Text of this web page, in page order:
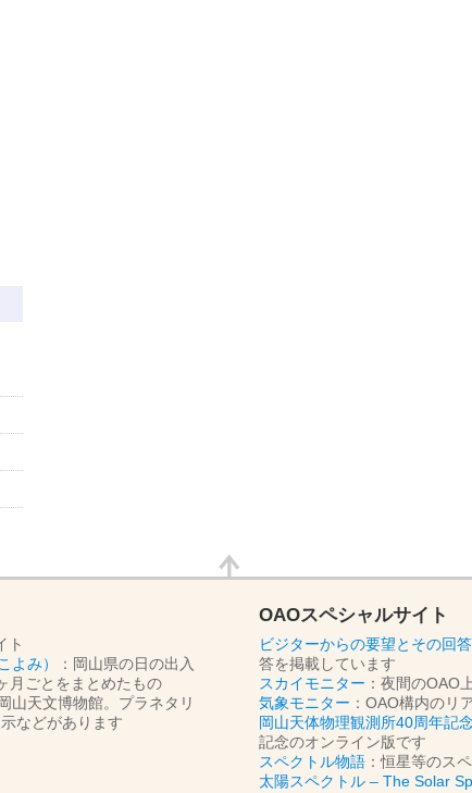
OAOスペシャルサイト
ビジターからの要望とその回答
答を掲載しています
スカイモニター ：夜間のOAO
気象モニター ：OAO構内のリ
岡山天体物理観測所40周年記
記念のオンライン版です
スペクトル物語 ：恒星等のス
太陽スペクトル – The Solar
ト
よみ）
：岡山県の日の出入
月ごとをまとめたもの
山天文博物館。プラネタリ
などがあります